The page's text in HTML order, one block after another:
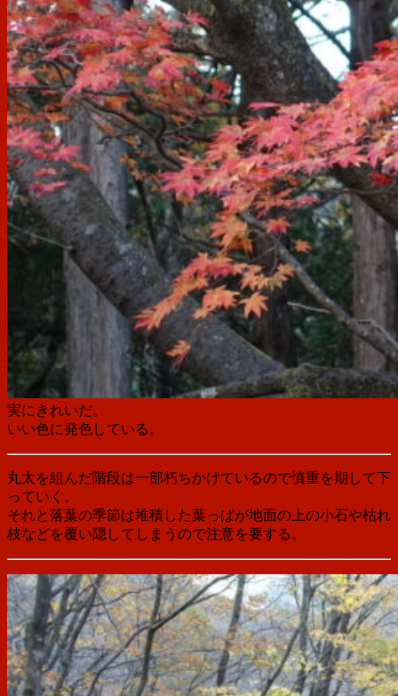
実にきれいだ。
いい色に発色している。
丸太を組んだ階段は一部朽ちかけているので慎重を期して下
っていく。
それと落葉の季節は堆積した葉っぱが地面の上の小石や枯れ
枝などを覆い隠してしまうので注意を要する。